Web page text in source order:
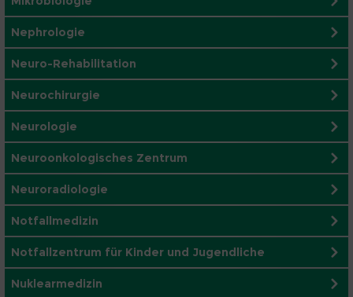
Nephrologie
Neuro-Rehabilitation
Neurochirurgie
Neurologie
Neuroonkologisches Zentrum
Neuroradiologie
Notfallmedizin
Notfallzentrum für Kinder und Jugendliche
Nuklearmedizin